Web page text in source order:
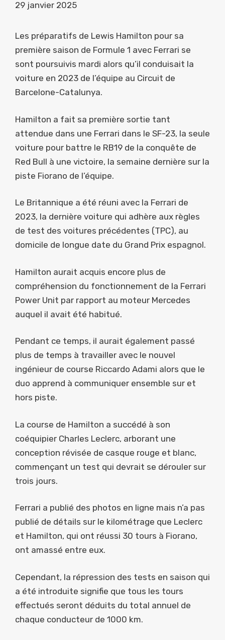
29 janvier 2025
Les préparatifs de Lewis Hamilton pour sa
première saison de Formule 1 avec Ferrari se
sont poursuivis mardi alors qu’il conduisait la
voiture en 2023 de l’équipe au Circuit de
Barcelone-Catalunya.
Hamilton a fait sa première sortie tant
attendue dans une Ferrari dans le SF-23, la seule
voiture pour battre le RB19 de la conquête de
Red Bull à une victoire, la semaine dernière sur la
piste Fiorano de l’équipe.
Le Britannique a été réuni avec la Ferrari de
2023, la dernière voiture qui adhère aux règles
de test des voitures précédentes (TPC), au
domicile de longue date du Grand Prix espagnol.
Hamilton aurait acquis encore plus de
compréhension du fonctionnement de la Ferrari
Power Unit par rapport au moteur Mercedes
auquel il avait été habitué.
Pendant ce temps, il aurait également passé
plus de temps à travailler avec le nouvel
ingénieur de course Riccardo Adami alors que le
duo apprend à communiquer ensemble sur et
hors piste.
La course de Hamilton a succédé à son
coéquipier Charles Leclerc, arborant une
conception révisée de casque rouge et blanc,
commençant un test qui devrait se dérouler sur
trois jours.
Ferrari a publié des photos en ligne mais n’a pas
publié de détails sur le kilométrage que Leclerc
et Hamilton, qui ont réussi 30 tours à Fiorano,
ont amassé entre eux.
Cependant, la répression des tests en saison qui
a été introduite signifie que tous les tours
effectués seront déduits du total annuel de
chaque conducteur de 1000 km.